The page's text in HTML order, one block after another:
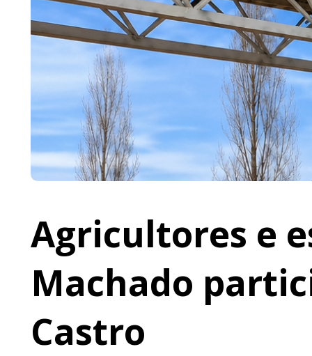
Agricultores e
Machado
Castro